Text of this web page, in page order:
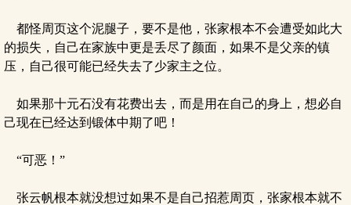
都怪周页这个泥腿子，要不是他，张家根本不会遭受如此大
的损失，自己在家族中更是丢尽了颜面，如果不是父亲的镇
压，自己很可能已经失去了少家主之位。
如果那十元石没有花费出去，而是用在自己的身上，想必自
己现在已经达到锻体中期了吧！
“可恶！”
张云帆根本就没想过如果不是自己招惹周页，张家根本就不